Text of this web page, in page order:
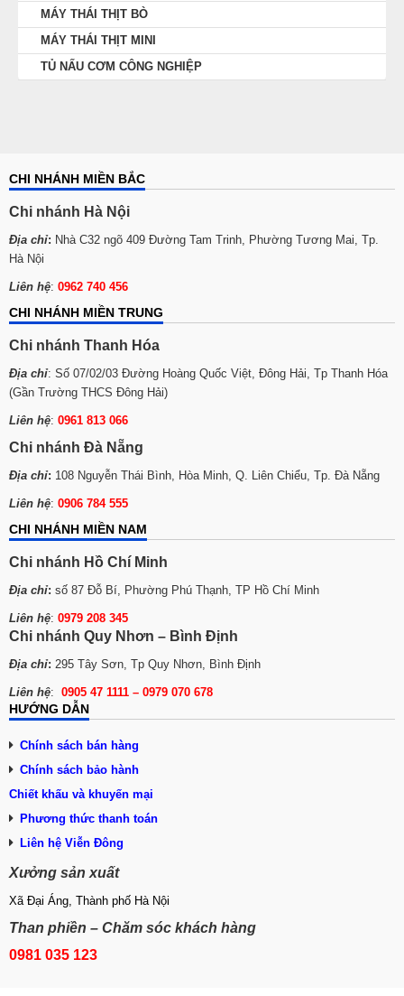
MÁY THÁI THỊT BÒ
MÁY THÁI THỊT MINI
TỦ NẤU CƠM CÔNG NGHIỆP
CHI NHÁNH MIỀN BẮC
Chi nhánh Hà Nội
Địa chỉ: Nhà C32 ngõ 409 Đường Tam Trinh, Phường Tương Mai, Tp.
Hà Nội
Liên hệ: 0962 740 456
CHI NHÁNH MIỀN TRUNG
Chi nhánh Thanh Hóa
Địa chỉ: Số 07/02/03 Đường Hoàng Quốc Việt, Đông Hải, Tp Thanh Hóa
(Gần Trường THCS Đông Hải)
Liên hệ: 0961 813 066
Chi nhánh Đà Nẵng
Địa chỉ: 108 Nguyễn Thái Bình, Hòa Minh, Q. Liên Chiểu, Tp. Đà Nẵng
Liên hệ: 0906 784 555
CHI NHÁNH MIỀN NAM
Chi nhánh Hồ Chí Minh
Địa chỉ: số 87 Đỗ Bí, Phường Phú Thạnh, TP Hồ Chí Minh
Liên hệ: 0979 208 345
Chi nhánh Quy Nhơn – Bình Định
Địa chỉ: 295 Tây Sơn, Tp Quy Nhơn, Bình Định
Liên hệ: 0905 47 1111 – 0979 070 678
HƯỚNG DẪN
Chính sách bán hàng
Chính sách bảo hành
Chiết khấu và khuyến mại
Phương thức thanh toán
Liên hệ Viễn Đông
Xưởng sản xuất
Xã Đại Áng, Thành phố Hà Nội
Than phiền – Chăm sóc khách hàng
0981 035 123